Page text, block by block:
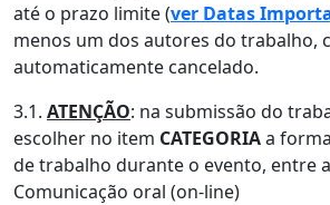
até o prazo limite (ver Datas
menos um dos autores do trabalho,
automaticamente cancelado.
3.1. ATENÇÃO: na submissão do
escolher no item CATEGORIAa
de trabalho durante o evento, entre
Comunicação oral (on-line)